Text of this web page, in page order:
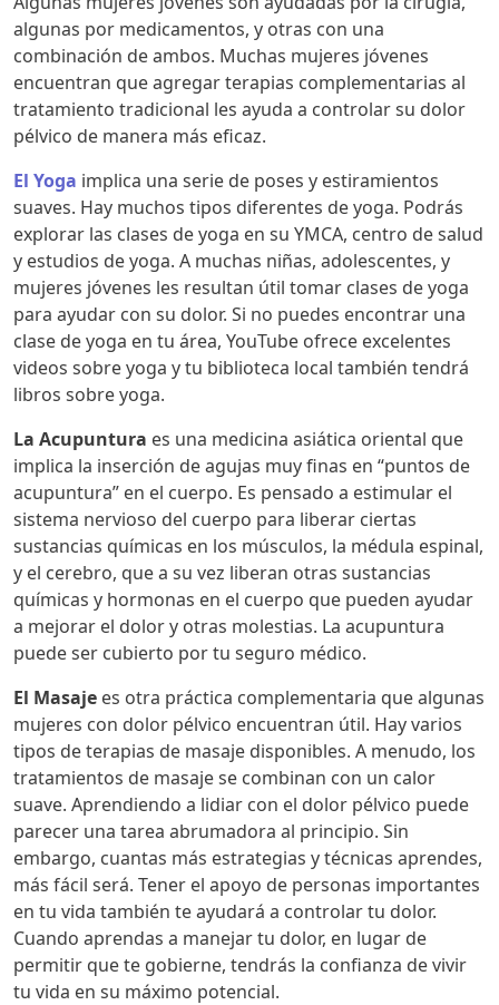
algunas por medicamentos, y otras con una
combinación de ambos. Muchas mujeres jóvenes
encuentran que agregar terapias complementarias al
tratamiento tradicional les ayuda a controlar su dolor
pélvico de manera más eficaz.
El Yoga implica una serie de poses y estiramientos
suaves. Hay muchos tipos diferentes de yoga. Podrás
explorar las clases de yoga en su YMCA, centro de salud
y estudios de yoga. A muchas niñas, adolescentes, y
mujeres jóvenes les resultan útil tomar clases de yoga
para ayudar con su dolor. Si no puedes encontrar una
clase de yoga en tu área, YouTube ofrece excelentes
videos sobre yoga y tu biblioteca local también tendrá
libros sobre yoga.
La Acupuntura es una medicina asiática oriental que
implica la inserción de agujas muy finas en “puntos de
acupuntura” en el cuerpo. Es pensado a estimular el
sistema nervioso del cuerpo para liberar ciertas
sustancias químicas en los músculos, la médula espinal,
y el cerebro, que a su vez liberan otras sustancias
químicas y hormonas en el cuerpo que pueden ayudar
a mejorar el dolor y otras molestias. La acupuntura
puede ser cubierto por tu seguro médico.
El Masaje es otra práctica complementaria que algunas
mujeres con dolor pélvico encuentran útil. Hay varios
tipos de terapias de masaje disponibles. A menudo, los
tratamientos de masaje se combinan con un calor
suave. Aprendiendo a lidiar con el dolor pélvico puede
parecer una tarea abrumadora al principio. Sin
embargo, cuantas más estrategias y técnicas aprendes,
más fácil será. Tener el apoyo de personas importantes
en tu vida también te ayudará a controlar tu dolor.
Cuando aprendas a manejar tu dolor, en lugar de
permitir que te gobierne, tendrás la confianza de vivir
tu vida en su máximo potencial.